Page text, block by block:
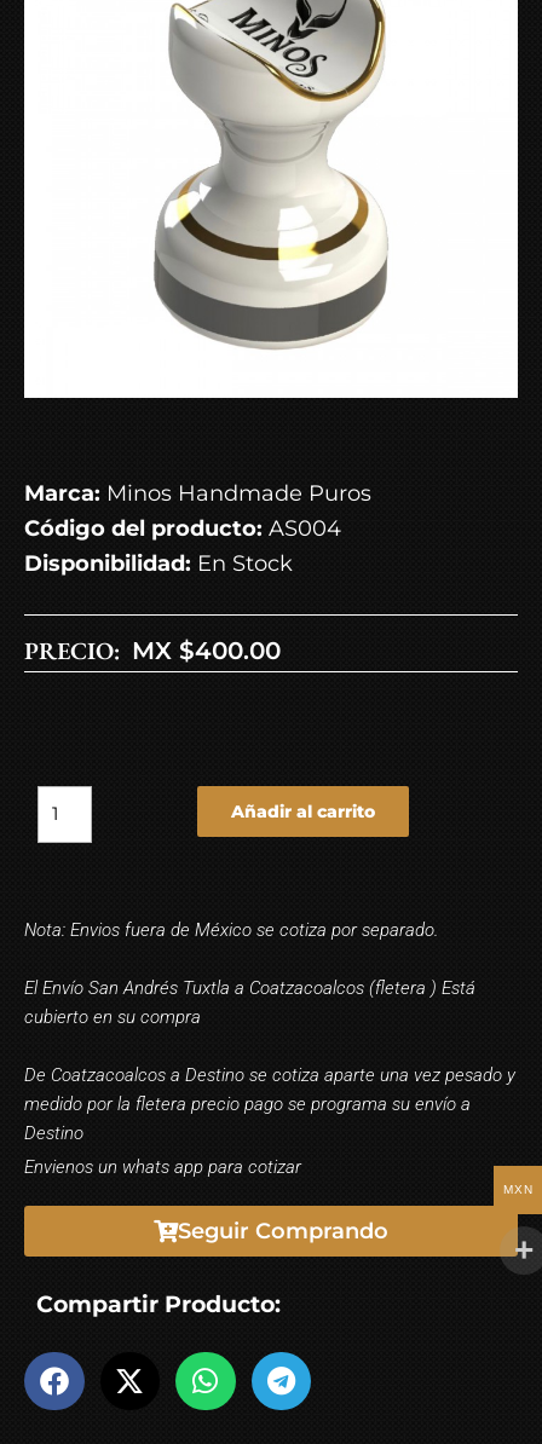
Marca: Minos Handmade Puros
Código del producto: AS004
Disponibilidad: En Stock
PRECIO: MX $400.00
Añadir al carrito
Nota: Envios fuera de México se cotiza por separado.
El Envío San Andrés Tuxtla a Coatzacoalcos (fletera ) Está
cubierto en su compra
De Coatzacoalcos a Destino se cotiza aparte una vez pesado y
medido por la fletera precio pago se programa su envío a
Destino
Envienos un whats app para cotizar
Seguir Comprando
Compartir Producto:
MXN